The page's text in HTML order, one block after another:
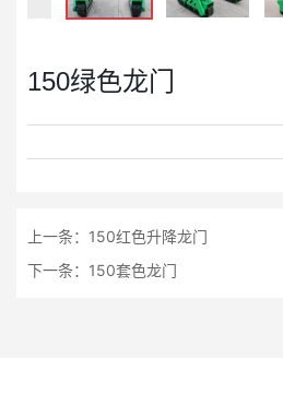
150绿色龙门
上一条： 150红色升降龙门
下一条： 150套色龙门